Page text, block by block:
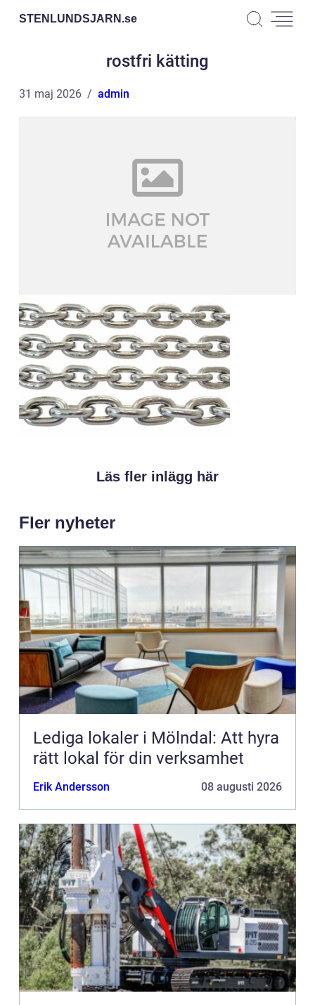
STENLUNDSJARN.se
rostfri kätting
31 maj 2026 admin
Läs fler inlägg här
Fler nyheter
Lediga lokaler i Mölndal: Att hyra
rätt lokal för din verksamhet
Erik Andersson 08 augusti 2026